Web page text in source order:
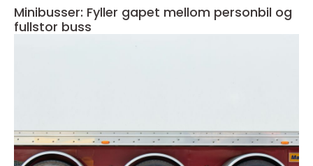
Minibusser: Fyller gapet mellom personbil og
fullstor buss